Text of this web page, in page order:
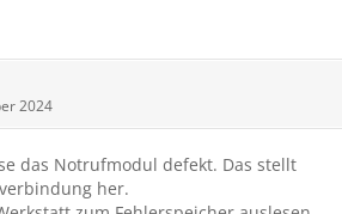
2024
das Notrufmodul defekt. Das stellt
her.